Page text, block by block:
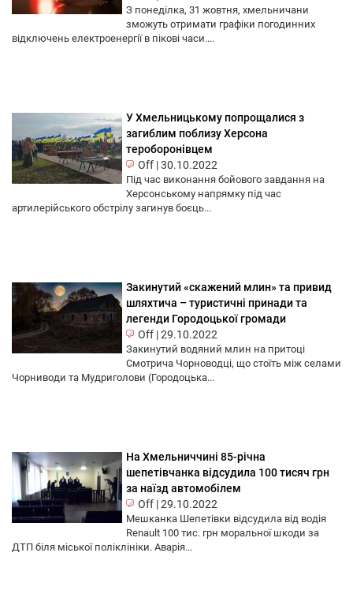
З понеділка, 31 жовтня, хмельничани
зможуть отримати графіки погодинних
відключень електроенергії в пікові часи....
У Хмельницькому попрощалися з
загиблим поблизу Херсона
тероборонівцем
Off |30.10.2022
Під час виконання бойового завдання на
Херсонському напрямку під час
артилерійського обстрілу загинув боєць...
Закинутий «скажений млин» та привид
шляхтича – туристичні принади та
легенди Городоцької громади
Off |29.10.2022
Закинутий водяний млин на притоці
Смотрича Чорноводці, що стоїть між селами
Чорниводи та Мудриголови (Городоцька...
На Хмельниччині 85-річна
шепетівчанка відсудила 100 тисяч грн
за наїзд автомобілем
Off |29.10.2022
Мешканка Шепетівки відсудила від водія
Renault 100 тис. грн моральної шкоди за
ДТП біля міської поліклініки. Аварія...